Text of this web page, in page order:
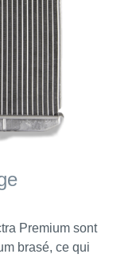
Premium sont
brasé, ce qui